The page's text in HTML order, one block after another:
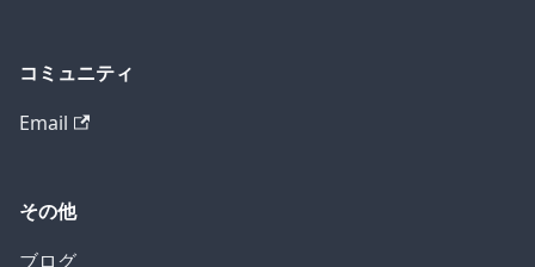
コミュニティ
Email
その他
ブログ